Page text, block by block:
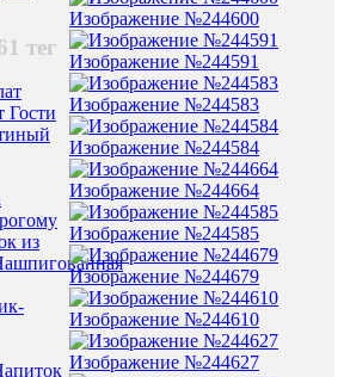
тег
Гости
из
Изображение №244600
Изображение №244591
Изображение №244583
Изображение №244584
Изображение №244664
Изображение №244585
Изображение №244679
Изображение №244610
Изображение №244627